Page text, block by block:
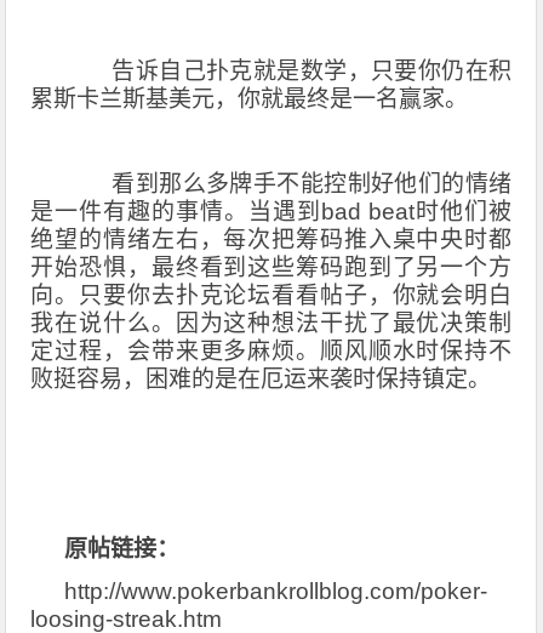
告诉自己扑克就是数学，只要你仍在积
累斯卡兰斯基美元，你就最终是一名赢家。
看到那么多牌手不能控制好他们的情绪
是一件有趣的事情。当遇到 bad beat时他们被
绝望的情绪左右，每次把筹码推入桌中央时都
开始恐惧，最终看到这些筹码跑到了另一个方
向。只要你去扑克论坛看看帖子，你就会明白
我在说什么。因为这种想法干扰了最优决策制
定过程，会带来更多麻烦。顺风顺水时保持不
败挺容易，困难的是在厄运来袭时保持镇定。
原帖链接：
http://www.pokerbankrollblog.com/poker-
loosing-streak.htm